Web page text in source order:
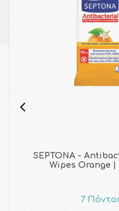
SEPTONA -
Wipes Orange |
7